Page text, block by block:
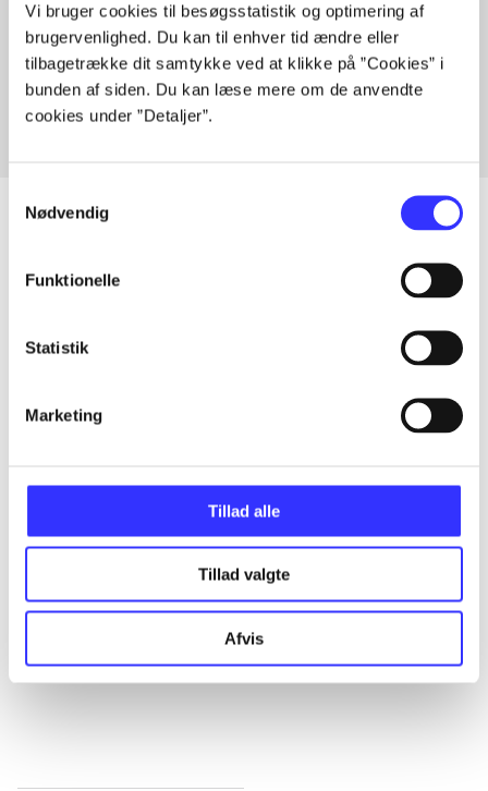
Vi bruger cookies til besøgsstatistik og optimering af
brugervenlighed. Du kan til enhver tid ændre eller
tilbagetrække dit samtykke ved at klikke på ”Cookies” i
bunden af siden. Du kan læse mere om de anvendte
cookies under ”Detaljer”.
Nødvendig
Funktionelle
Statistik
Marketing
Tillad alle
Tillad valgte
Afvis
Artikler med samme emner
Fra
Artikler